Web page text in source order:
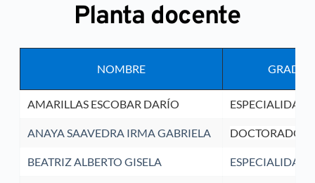
Planta docente
NOMBRE GRADO
AMARILLAS ESCOBAR DARÍO ESPECIALIDAD
ANAYA SAAVEDRA IRMA GABRIELA DOCTORADO
BEATRIZ ALBERTO GISELA ESPECIALIDAD